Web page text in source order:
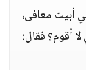
أبيت معافى،
أقوم؟ فقال: